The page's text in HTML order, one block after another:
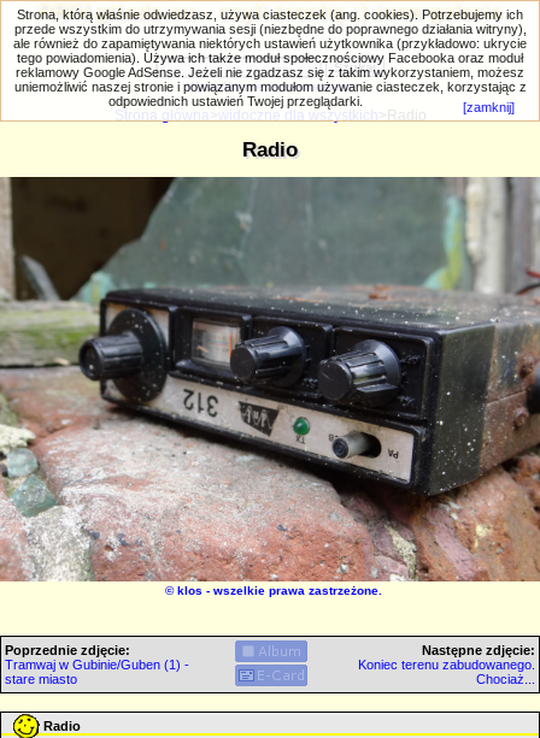
PRIV.gtlodz.eu - czyli trochę ;) inna galeria
Wyszukiwanie zaawansowane
Strona główna widoczne dla wszystkich >Radio
Radio
©klos - wszelkie prawa zastrzeżone.
Poprzednie zdjęcie:
Tramwaj w Gubinie/Guben (1) -
stare miasto
Następne zdjęcie:
Koniec terenu zabudowanego.
Chociaż...
Radio
Strona, którą właśnie odwiedzasz, używa ciasteczek (ang. cookies). Potrzebujemy ich
przede wszystkim do utrzymywania sesji (niezbędne do poprawnego działania witryny),
ale również do zapamiętywania niektórych ustawień użytkownika (przykładowo: ukrycie
tego powiadomienia). Używa ich także moduł społecznościowy Facebooka oraz moduł
reklamowy Google AdSense. Jeżeli nie zgadzasz się z takim wykorzystaniem, możesz
uniemożliwić naszej stronie i powiązanym modułom używanie ciasteczek, korzystając z
odpowiednich ustawień Twojej przeglądarki.
[zamknij]